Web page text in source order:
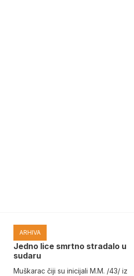
ARHIVA
Јedno lice smrtno stradalo u
sudaru
Muškarac čiji su inicijali M.M. /43/ iz